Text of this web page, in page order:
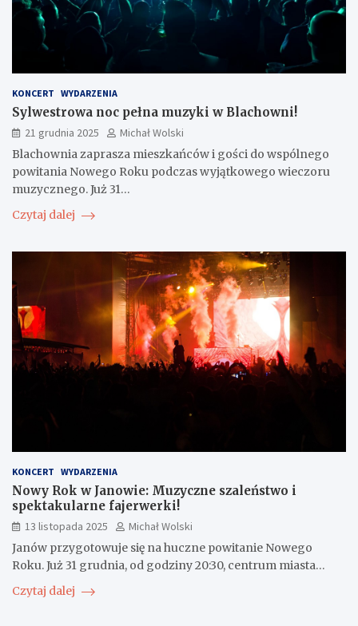
KONCERT WYDARZENIA
Sylwestrowa noc pełna muzyki w Blachowni!
21 grudnia 2025
Michał Wolski
Blachownia zaprasza mieszkańców i gości do wspólnego
powitania Nowego Roku podczas wyjątkowego wieczoru
muzycznego. Już 31…
Czytaj dalej
KONCERT WYDARZENIA
Nowy Rok w Janowie: Muzyczne szaleństwo i
spektakularne fajerwerki!
13 listopada 2025
Michał Wolski
Janów przygotowuje się na huczne powitanie Nowego
Roku. Już 31 grudnia, od godziny 20:30, centrum miasta…
Czytaj dalej